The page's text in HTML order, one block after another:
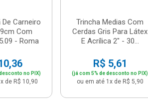
De Carneiro
Com
- Roma
no PIX)
de R$ 10,90
Trincha Medias Com
Cerdas Gris Para Látex
E Acrílica 2" - 30...
R$ 5,61
(já com 5% de desconto no PIX)
ou em até 1x de R$ 5,90